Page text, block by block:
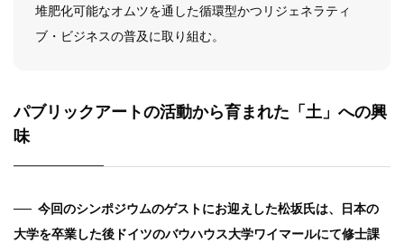
堆肥化可能なオムツを通した循環型かつリジェネラティ
ブ・ビジネスの普及に取り組む。
パブリックアートの活動から育まれた「土」への興
味
今回のシンポジウムのゲストにお迎えした松坂氏は、日本の
大学を卒業した後ドイツのバウハウス大学ワイマールにて修士課